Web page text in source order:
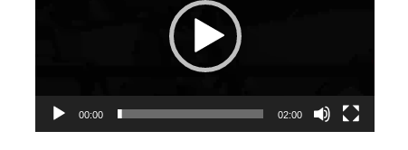
00:00 02:00